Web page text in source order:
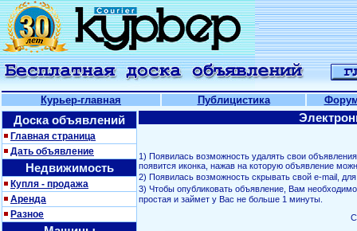
Курьер-главная Публицистика
Доска объявлений
Главная страница
Дать объявление
Недвижимость
Купля - продажа
Аренда
Разное
1) Появилась возможность удалять свои
появится иконка, нажав на которую объявление
2) Появилась возможность скрывать свой е-mail,
3) Чтобы опубликовать объявление, Вам
простая и займет у Вас не больше 1 минуты.